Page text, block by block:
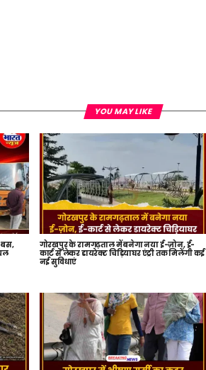
YOU MAY LIKE
बस,
गोरखपुर के रामगढ़ताल में बनेगा नया ई-ज़ोन, ई-
कार्ट से लेकर डायरेक्ट चिड़ियाघर एंट्री तक मिलेंगी कई
नई सुविधाएं